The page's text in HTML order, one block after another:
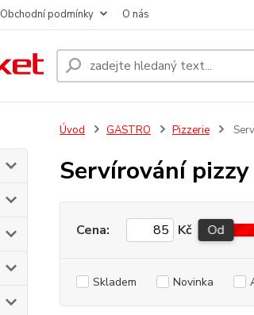
Obchodní podmínky O nás
Úvod GASTRO Pizzerie
Servírování pizzy
Cena: Kč Od
Skladem Novinka